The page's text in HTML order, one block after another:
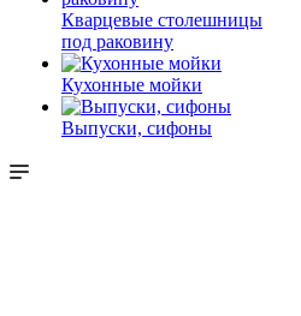
Кварцевые столешницы
под раковину
Кухонные мойки
Выпуски, сифоны